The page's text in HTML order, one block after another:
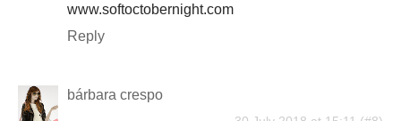
www.softoctobernight.com
Reply
bárbara crespo